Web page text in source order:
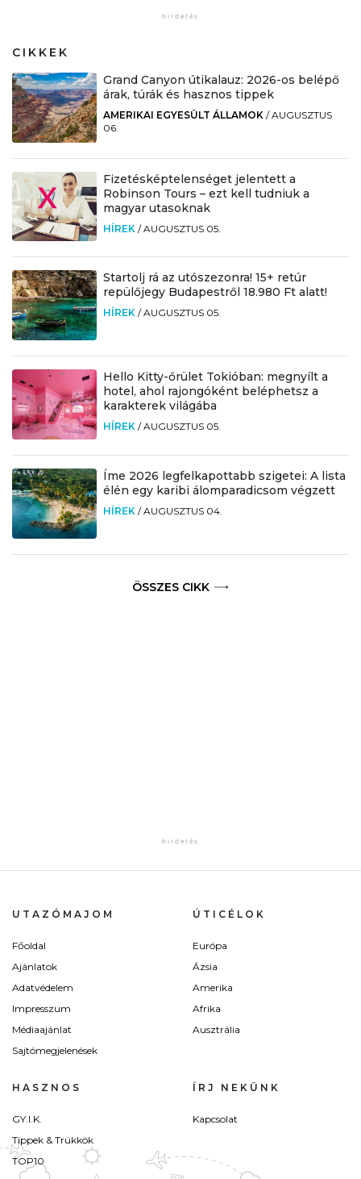
CIKKEK
Grand Canyon útikalauz: 2026-os belépő
árak, túrák és hasznos tippek
AMERIKAI EGYESÜLT ÁLLAMOK /AUGUSZTUS
06.
Fizetésképtelenséget jelentett a
Robinson Tours – ezt kell tudniuk a
magyar utasoknak
HÍREK /AUGUSZTUS 05.
Startolj rá az utószezonra! 15+ retúr
repülőjegy Budapestről 18.980 Ft alatt!
HÍREK /AUGUSZTUS 05.
Hello Kitty-őrület Tokióban: megnyílt a
hotel, ahol rajongóként beléphetsz a
karakterek világába
HÍREK /AUGUSZTUS 05.
Íme 2026 legfelkapottabb szigetei: A lista
élén egy karibi álomparadicsom végzett
HÍREK /AUGUSZTUS 04.
ÖSSZES CIKK
UTAZÓMAJOM
Főoldal
Ajánlatok
Adatvédelem
Impresszum
Médiaajánlat
Sajtómegjelenések
ÚTICÉLOK
Európa
Ázsia
Amerika
Afrika
Ausztrália
HASZNOS
GY.I.K.
Tippek & Trükkök
TOP10
ÍRJ NEKÜNK
Kapcsolat